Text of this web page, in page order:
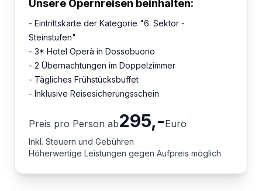
Unsere Opernreisen beinhalten:
- Eintrittskarte der Kategorie "6. Sektor -
Steinstufen"
- 3* Hotel Operà in Dossobuono
- 2 Übernachtungen im Doppelzimmer
- Tägliches Frühstücksbuffet
- Inklusive Reisesicherungsschein
Preis pro Person ab295,-Euro
Inkl. Steuern und Gebühren
Höherwertige Leistungen gegen Aufpreis möglich